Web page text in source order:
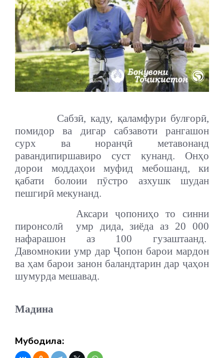
Сабзӣ,каду, қаламфури булғорӣ,
помидорва дигар сабзавотирангашон
сурх ваноранҷӣметавонанд
равандипиршавиросуст кунанд. Онҳо
дорои моддаҳои муфид мебошанд, ки
қабати болоии пӯстро азхушкшудан
пешгирӣ мекунанд.
Аксари ҷопониҳотосинни
пиронсолӣ
умр дида, зиёда аз 20 000
нафарашон аз 100 гузаштаанд.
Давомнокии умр дарҶопон бароимардон
ваҳам барои занон баландтарин дарҷаҳон
шумурда мешавад.
Мадина
Мубодила: